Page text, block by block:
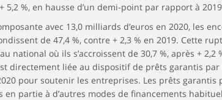
5,2 %, en hausse d’un demi-point par rapport à
avec 13,0 milliards d’euros en 2020, les
de 47,4 %, contre + 2,3 % en 2019. Cette
national où ils s’accroissent de 30,7 %, après + 2,2
directement liée au dispositif de prêts garantis par
pour soutenir les entreprises. Les prêts garantis
en partie à d’autres modes de financements